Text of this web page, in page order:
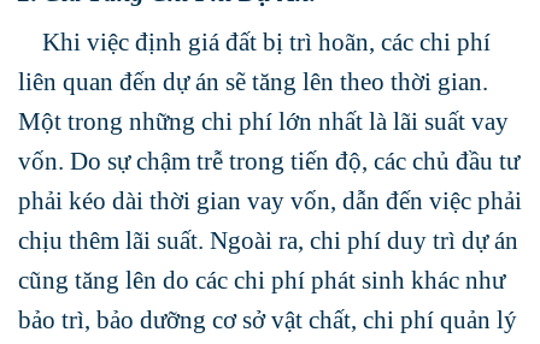
Khi việc định giá đất bị trì hoãn, các chi phí
liên quan đến dự án sẽ tăng lên theo thời gian.
Một trong những chi phí lớn nhất là lãi suất vay
vốn. Do sự chậm trễ trong tiến độ, các chủ đầu tư
phải kéo dài thời gian vay vốn, dẫn đến việc phải
chịu thêm lãi suất. Ngoài ra, chi phí duy trì dự án
cũng tăng lên do các chi phí phát sinh khác như
bảo trì, bảo dưỡng cơ sở vật chất, chi phí quản lý